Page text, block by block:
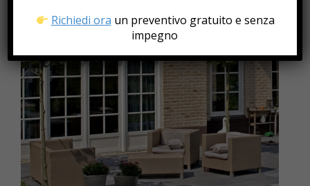
Richiedi ora un preventivo gratuito e senza
impegno